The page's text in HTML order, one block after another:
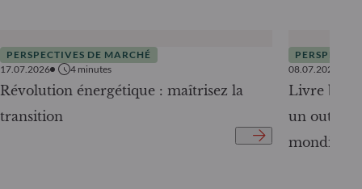
PERSPECTIVES DE MARCHÉ
17.07.2026
4 minutes
Révolution énergétique : maîtrisez la
transition
08.07.2026
Livre
un outil
mondiale